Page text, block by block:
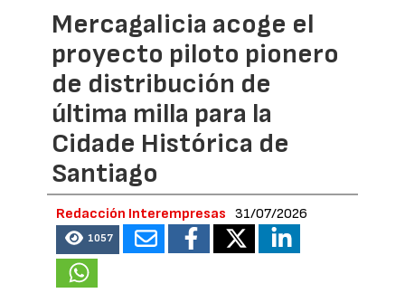
Mercagalicia acoge el
proyecto piloto pionero
de distribución de
última milla para la
Cidade Histórica de
Santiago
Redacción Interempresas 31/07/2026
1057